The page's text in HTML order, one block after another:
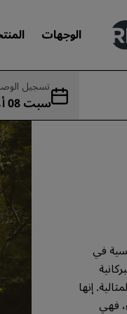
الوجهات
تسجيل
د 09 أغسطس
في
إنها
فهي